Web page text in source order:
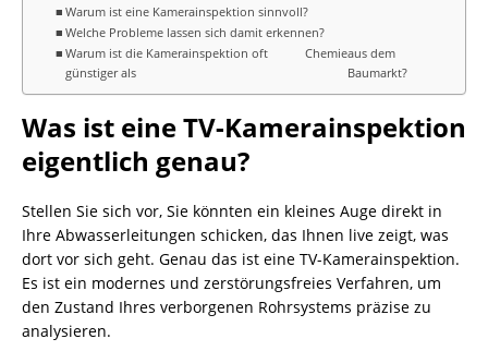
Warum ist eine Kamerainspektion sinnvoll?
Welche Probleme lassen sich damit erkennen?
Warum ist die Kamerainspektion oft
günstiger als
Chemieaus dem
Baumarkt?
Was ist eine TV-Kamerainspektion
eigentlich genau?
Stellen Sie sich vor, Sie könnten ein kleines Auge direkt in
Ihre Abwasserleitungen schicken, das Ihnen live zeigt, was
dort vor sich geht. Genau das ist eine TV-Kamerainspektion.
Es ist ein modernes und zerstörungsfreies Verfahren, um
den Zustand Ihres verborgenen Rohrsystems präzise zu
analysieren.